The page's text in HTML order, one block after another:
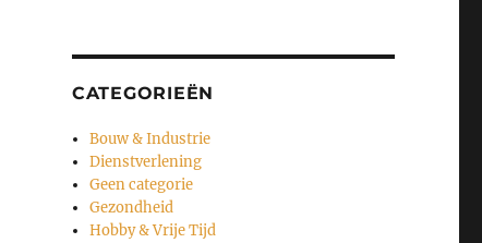
CATEGORIEËN
Bouw & Industrie
Dienstverlening
Geen categorie
Gezondheid
Hobby & Vrije Tijd